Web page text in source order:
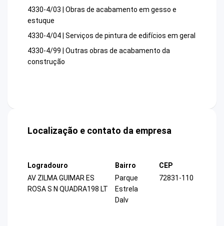
4330-4/03 | Obras de acabamento em gesso e
estuque
4330-4/04 | Serviços de pintura de edifícios em geral
4330-4/99 | Outras obras de acabamento da
construção
Localização e contato da empresa
Logradouro
AV ZILMA GUIMAR ES
ROSA S N QUADRA198 LT
Bairro
Parque
Estrela
Dalv
CEP
72831-110